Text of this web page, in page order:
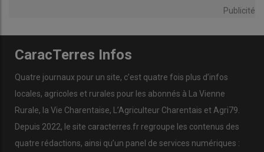
Publicité
CaracTerres Infos
Quatre journaux pour un site, c’est quatre fois plus d’infos
locales, agricoles et rurales pour les abonnés à La Vienne
Rurale, la Vie Charentaise, L’Agriculteur Charentais et Agri79.
Depuis 2022, le site caracterres.fr regroupe les contenus des
quatre rédactions, ainsi qu’un panel de services numériques :